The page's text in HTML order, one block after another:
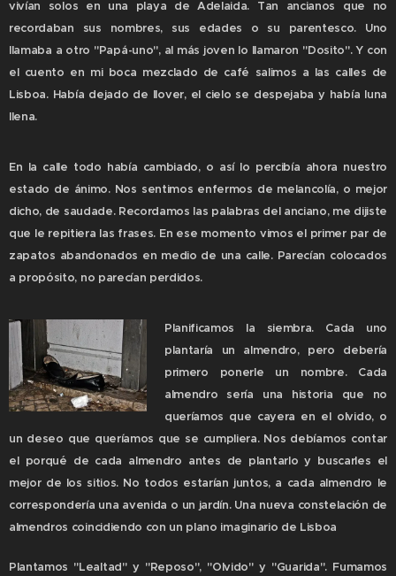
vivían solos en una playa de Adelaida. Tan ancianos que no
recordaban sus nombres, sus edades o su parentesco. Uno
llamaba a otro "Papá-uno", al más joven lo llamaron "Dosito". Y con
el cuento en mi boca mezclado de café salimos a las calles de
Lisboa. Había dejado de llover, el cielo se despejaba y había luna
llena.
En la calle todo había cambiado, o así lo percibía ahora nuestro
estado de ánimo. Nos sentimos enfermos de melancolía, o mejor
dicho, de saudade. Recordamos las palabras del anciano, me dijiste
que le repitiera las frases. En ese momento vimos el primer par de
zapatos abandonados en medio de una calle. Parecían colocados
a propósito, no parecían perdidos.
Planificamos la siembra. Cada uno
plantaría un almendro, pero debería
primero ponerle un nombre. Cada
almendro sería una historia que no
queríamos que cayera en el olvido, o
un deseo que queríamos que se cumpliera. Nos debíamos contar
el porqué de cada almendro antes de plantarlo y buscarles el
mejor de los sitios. No todos estarían juntos, a cada almendro le
correspondería una avenida o un jardín. Una nueva constelación de
almendros coincidiendo con un plano imaginario de Lisboa
Plantamos "Lealtad" y "Reposo", "Olvido" y "Guarida". Fumamos